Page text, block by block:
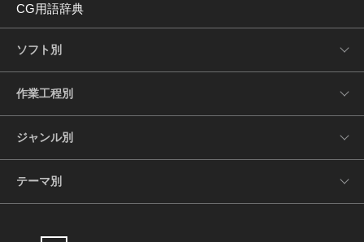
CG用語辞典
ソフト別
作業工程別
ジャンル別
テーマ別